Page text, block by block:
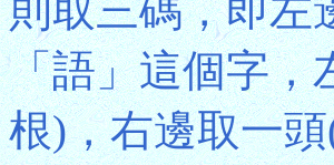
則取三碼，即左
「語」這個字，
根)，右邊取一